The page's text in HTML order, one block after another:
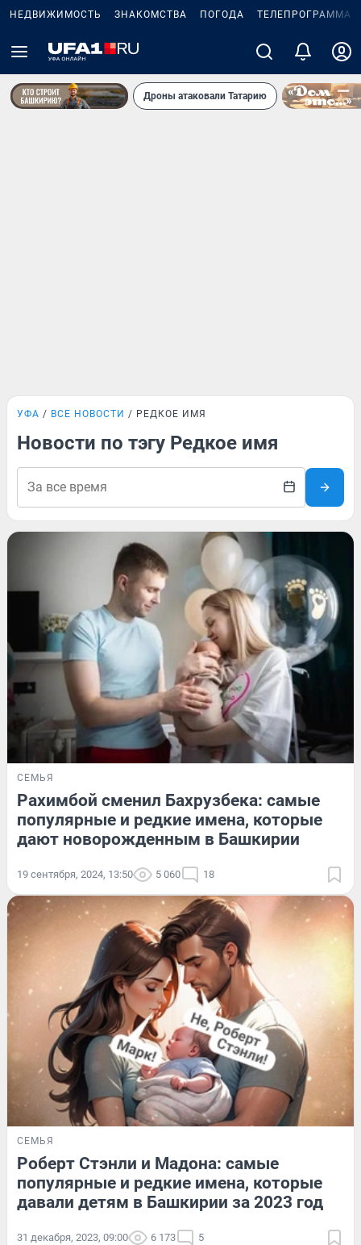
НЕДВИЖИМОСТЬ ЗНАКОМСТВА ПОГОДА ТЕЛЕПРОГРАММА
Дроны атаковали Татарию
УФА ВСЕ НОВОСТИ РЕДКОЕ ИМЯ
Новости по тэгу Редкое имя
СЕМЬЯ
Рахимбой сменил Бахрузбека: самые
популярные и редкие имена, которые
дают новорожденным в Башкирии
19 сентября, 2024, 13:50 5 060 18
СЕМЬЯ
Роберт Стэнли и Мадона: самые
популярные и редкие имена, которые
давали детям в Башкирии за 2023 год
31 декабря, 2023, 09:00 6 173 5